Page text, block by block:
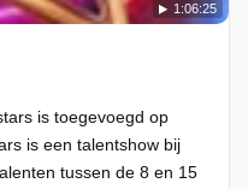
1:06:25
is toegevoegd op
is een talentshow bij
tussen de 8 en 15